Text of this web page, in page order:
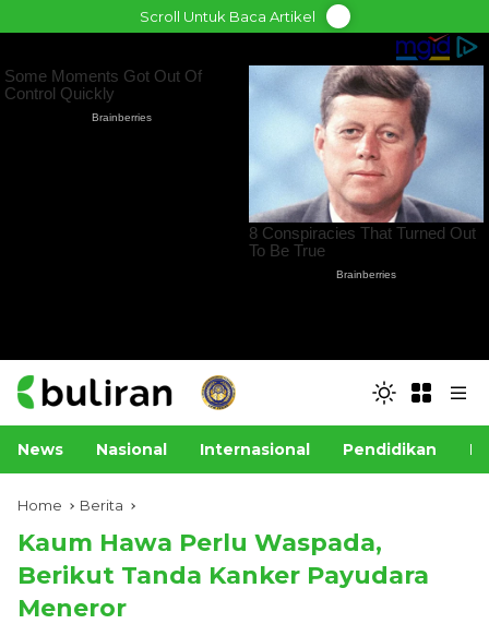
to
Scroll Untuk Baca Artikel
News Nasional Internasional Pendidikan
Home Berita
Kaum Hawa Perlu Waspada,
Berikut Tanda Kanker Payudara
Meneror